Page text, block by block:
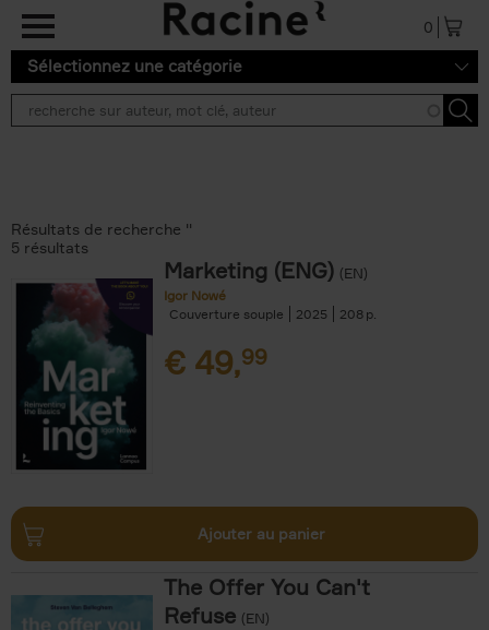
Aller au contenu principal
0
Sélectionnez une catégorie
Résultats de recherche ''
5 résultats
Marketing (ENG) (EN)
Igor Nowé
Couverture souple
2025 208
€ 49,99
Ajouter au panier
The Offer You Can't
Refuse (EN)